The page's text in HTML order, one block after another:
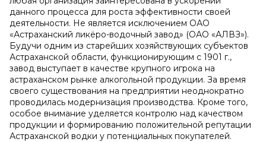
данного процесса для роста эффективности своей
деятельности. Не является исключением ОАО
«Астраханский ликёро-водочный завод» (ОАО «АЛВЗ»).
Будучи одним из старейших хозяйствующих субъектов
Астраханской области, функционирующим с 1901 г.,
завод выступает в качестве крупного игрока на
астраханском рынке алкогольной продукции. За время
своего существования на предприятии неоднократно
проводилась модернизация производства. Кроме того,
особое внимание уделяется контролю над качеством
продукции и формированию положительной репутации
Астраханской водки у потенциальных покупателей.